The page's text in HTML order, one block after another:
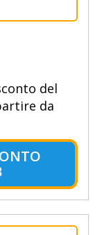
del
da